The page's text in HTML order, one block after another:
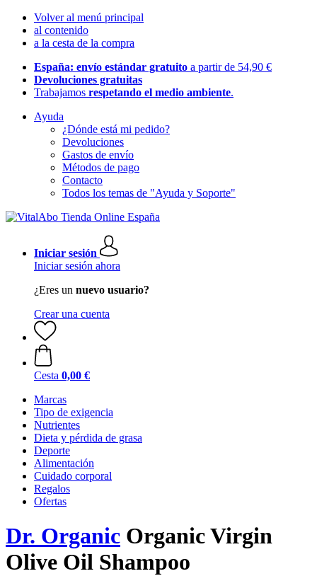
Volver al menú principal
al contenido
a la cesta de la compra
España: envío estándar gratuito a partir de 54,90 €
Devoluciones gratuitas
Trabajamos respetando el medio ambiente.
Ayuda
¿Dónde está mi pedido?
Devoluciones
Gastos de envío
Métodos de pago
Contacto
Todos los temas de "Ayuda y Soporte"
Iniciar sesión
Iniciar sesión ahora
¿Eres un nuevo usuario?
Crear una cuenta
Cesta 0,00 €
Marcas
Tipo de exigencia
Nutrientes
Dieta y pérdida de grasa
Deporte
Alimentación
Cuidado corporal
Regalos
Ofertas
Dr. Organic Organic Virgin
Olive Oil Shampoo